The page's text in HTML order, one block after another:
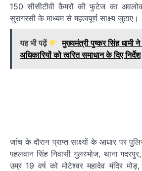
150 सीसीटीवी कैमरों की फुटेज का
सुरागरसी के माध्यम से महत्वपूर्ण साक्ष्य जुटाए।
यह भी पढ़ें
मुख्यमंत्री पुष्कर सिंह धामी
अधिकारियों को त्वरित समाधान के दिए निर्देश
जांच के दौरान प्राप्त साक्ष्यों के आधार पर
पहलवान सिंह निवासी गुलरभोज, थाना
उम्र 19 वर्ष को मोटेश्वर महादेव मंदिर